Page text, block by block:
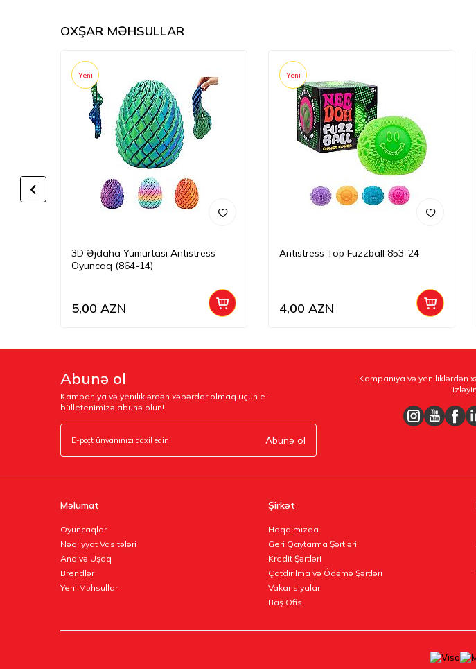
OXŞAR MƏHSULLAR
Yeni
3D Əjdaha Yumurtası Antistress
Oyuncaq (864-14)
5,00 AZN
Yeni
Antistress Top Fuzzball 853-24
4,00 AZN
Abunə ol
Kampaniya və yeniliklərdən xəbərdar olmaq üçün e-
bülletenimizə abunə olun!
Abunə ol
Kampaniya və yeniliklərdən
Məlumat
Oyuncaqlar
Nəqliyyat Vasitələri
Ana və Uşaq
Brendlər
Yeni Məhsullar
Şirkət
Haqqımızda
Geri Qaytarma Şərtləri
Kredit Şərtləri
Çatdırılma və Ödəmə Şərtləri
Vakansiyalar
Baş Ofis